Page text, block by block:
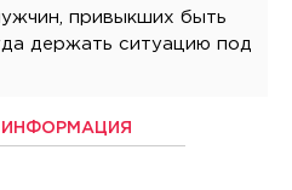
привыкших быть
держать ситуацию под
ИНФОРМАЦИЯ